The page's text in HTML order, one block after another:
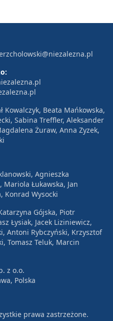
Kowalczyk, Beata Mańkowska,
Sabina Treffler, Aleksander
Żuraw, Anna Zyzek,
Agnieszka
Mariola Łukawska, Jan
Konrad Wysocki
Gójska, Piotr
Łysiak, Jacek Liziniewicz,
Antoni Rybczyński, Krzysztof
Tomasz Teluk, Marcin
z o.o.
Polska
prawa zastrzeżone.